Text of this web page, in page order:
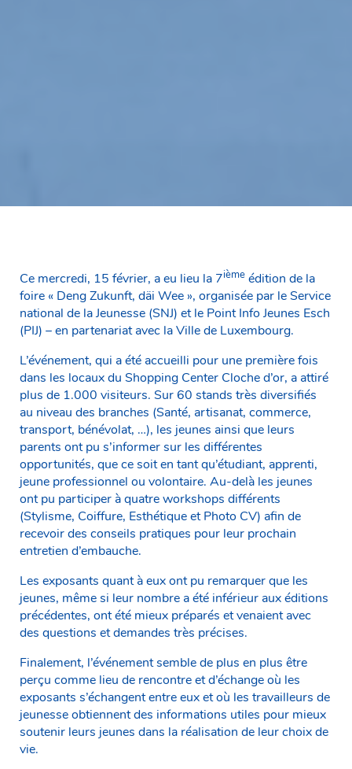
Ce mercredi, 15 février, a eu lieu la 7ième édition de la
foire « Deng Zukunft, däi Wee », organisée par le Service
national de la Jeunesse (SNJ) et le Point Info Jeunes Esch
(PIJ) – en partenariat avec la Ville de Luxembourg.
L’événement, qui a été accueilli pour une première fois
dans les locaux du Shopping Center Cloche d’or, a attiré
plus de 1.000 visiteurs. Sur 60 stands très diversifiés
au niveau des branches (Santé, artisanat, commerce,
transport, bénévolat, …), les jeunes ainsi que leurs
parents ont pu s’informer sur les différentes
opportunités, que ce soit en tant qu’étudiant, apprenti,
jeune professionnel ou volontaire. Au-delà les jeunes
ont pu participer à quatre workshops différents
(Stylisme, Coiffure, Esthétique et Photo CV) afin de
recevoir des conseils pratiques pour leur prochain
entretien d’embauche.
Les exposants quant à eux ont pu remarquer que les
jeunes, même si leur nombre a été inférieur aux éditions
précédentes, ont été mieux préparés et venaient avec
des questions et demandes très précises.
Finalement, l’événement semble de plus en plus être
perçu comme lieu de rencontre et d’échange où les
exposants s’échangent entre eux et où les travailleurs de
jeunesse obtiennent des informations utiles pour mieux
soutenir leurs jeunes dans la réalisation de leur choix de
vie.